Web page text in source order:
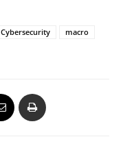
Cybersecurity
macro